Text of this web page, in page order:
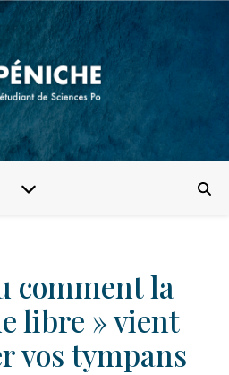
comment la
libre » vient
vos tympans